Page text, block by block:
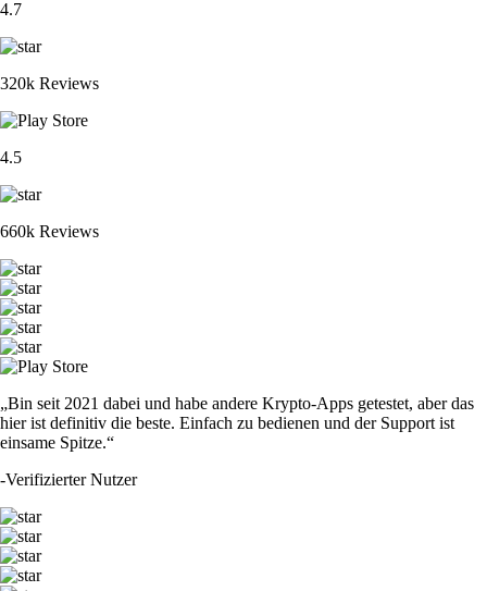
4.7
320k Reviews
4.5
660k Reviews
„Bin seit 2021 dabei und habe andere Krypto-Apps getestet, aber das
hier ist definitiv die beste. Einfach zu bedienen und der Support ist
einsame Spitze.“
-Verifizierter Nutzer